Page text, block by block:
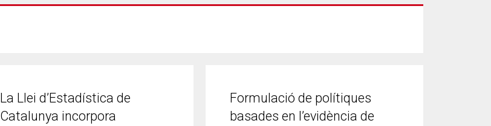
La Llei d’Estadística de
Catalunya incorpora
Formulació de polítiques
basades en l’evidència de